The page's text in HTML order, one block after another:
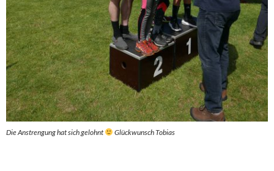
Die Anstrengung hat sich gelohnt Glückwunsch Tobias